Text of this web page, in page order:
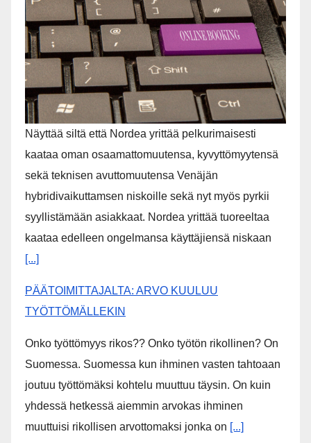
Näyttää siltä että Nordea yrittää pelkurimaisesti
kaataa oman osaamattomuutensa, kyvyttömyytensä
sekä teknisen avuttomuutensa Venäjän
hybridivaikuttamsen niskoille sekä nyt myös pyrkii
syyllistämään asiakkaat. Nordea yrittää tuoreeltaa
kaataa edelleen ongelmansa käyttäjiensä niskaan
[...]
PÄÄTOIMITTAJALTA: ARVO KUULUU
TYÖTTÖMÄLLEKIN